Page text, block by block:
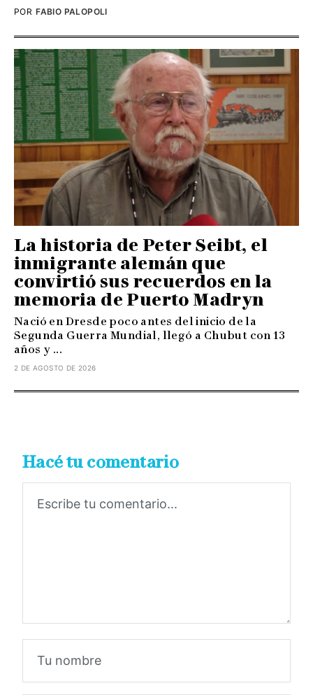
FABIO PALOPOLI
POR
La historia de Peter Seibt, el
inmigrante alemán que
convirtió sus recuerdos en la
memoria de Puerto Madryn
Nació en Dresde poco antes del inicio de la
Segunda Guerra Mundial, llegó a Chubut con 13
años y ...
2 DE AGOSTO DE 2026
Hacé tu comentario